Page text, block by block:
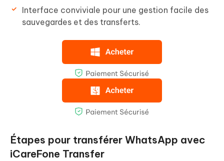
Interface conviviale pour une gestion facile des
sauvegardes et des transferts.
Étapes pour transférer WhatsApp avec
iCareFone Transfer